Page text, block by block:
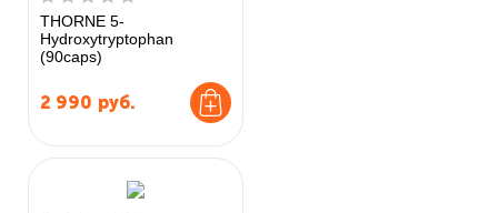
THORNE 5-
Hydroxytryptophan
(90caps)
2 990 руб.